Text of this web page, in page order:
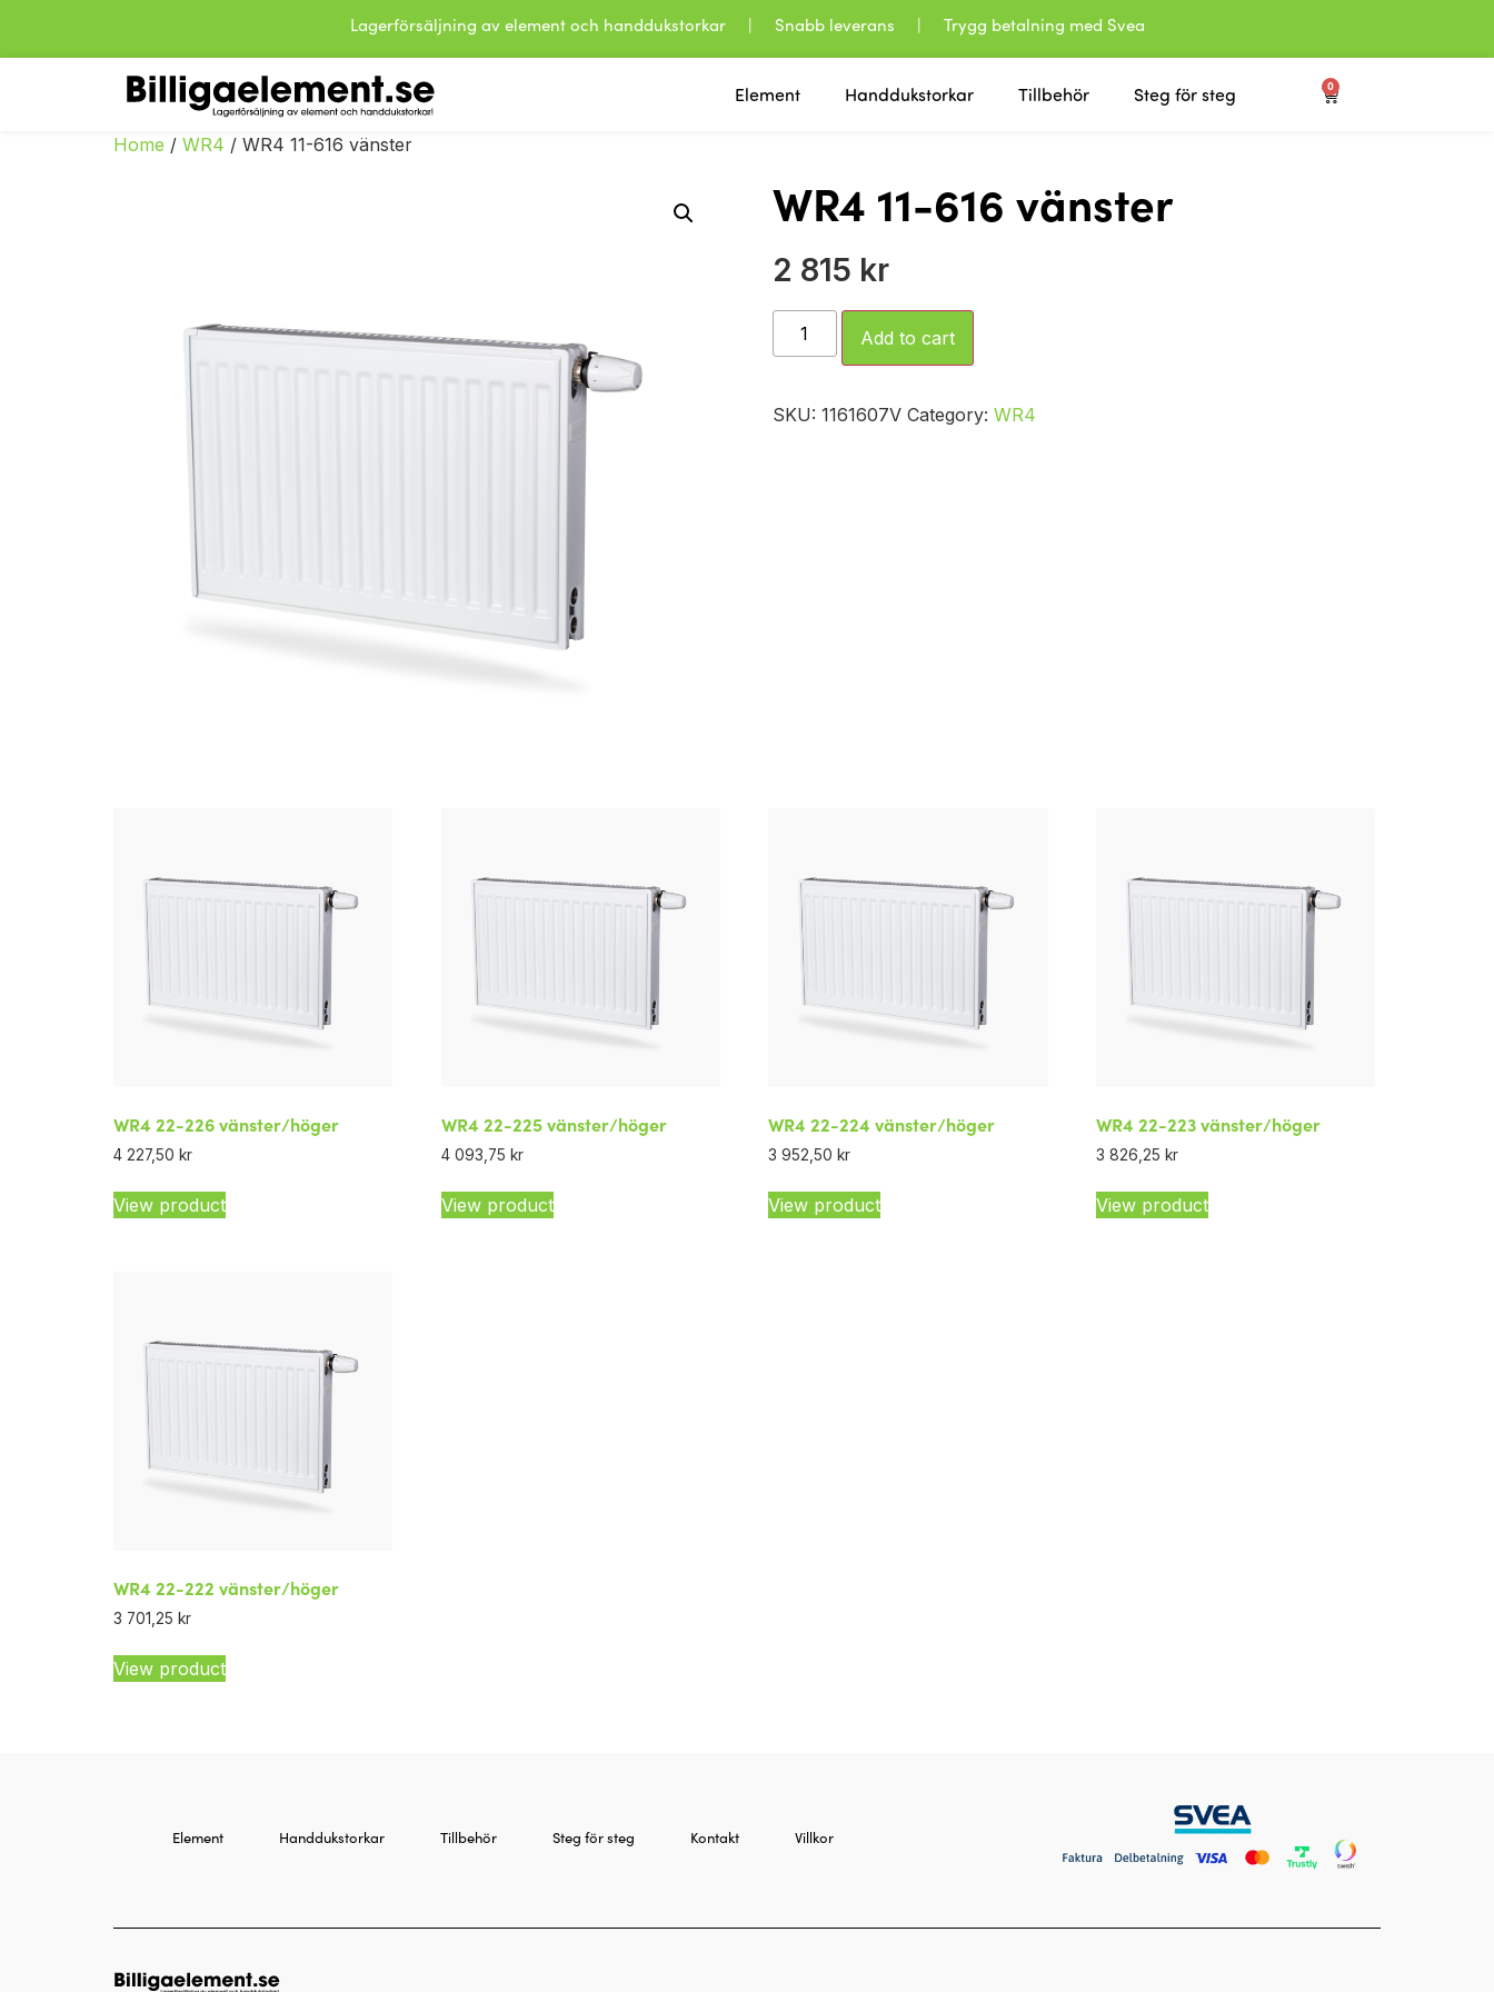
Lagerförsäljning av element och handdukstorkar | Snabb leverans | Trygg betalning med Svea
Element Handdukstorkar Tillbehör Steg för steg 0
Home / WR4 / WR4 11-616 vänster
WR4 11-616 vänster
2 815 kr
Add to cart
SKU: 1161607V Category: WR4
WR4 22-226 vänster/höger
4 227,50 kr
View product
WR4 22-225 vänster/höger
4 093,75 kr
View product
WR4 22-224 vänster/höger
3 952,50 kr
View product
WR4 22-223 vänster/höger
3 826,25 kr
View product
WR4 22-222 vänster/höger
3 701,25 kr
View product
Element Handdukstorkar Tillbehör Steg för steg Kontakt Villkor